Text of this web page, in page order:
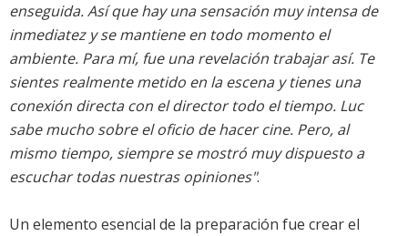
enseguida. Así que hay una sensación muy intensa de
inmediatez y se mantiene en todo momento el
ambiente. Para mí, fue una revelación trabajar así. Te
sientes realmente metido en la escena y tienes una
conexión directa con el director todo el tiempo. Luc
sabe mucho sobre el oficio de hacer cine. Pero, al
mismo tiempo, siempre se mostró muy dispuesto a
escuchar todas nuestras opiniones".
Un elemento esencial de la preparación fue crear el